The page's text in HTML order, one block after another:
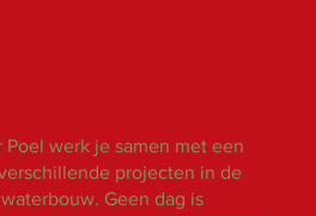
Poel werk je samen met een
projecten in de
Geen dag is